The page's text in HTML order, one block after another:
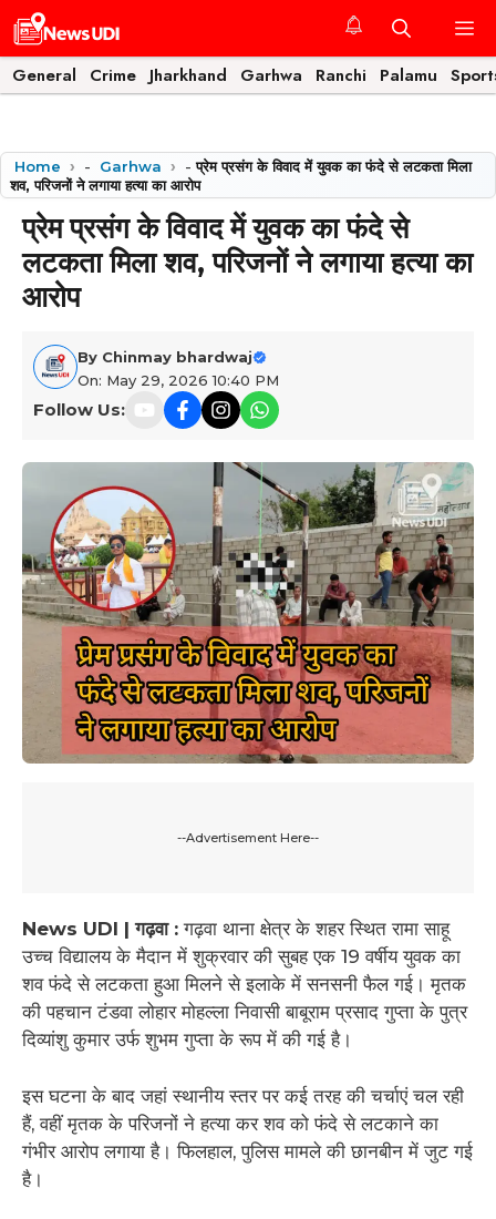
Skip
to
content
General Crime Jharkhand Garhwa Ranchi Palamu
Home - Garhwa -​प्रेम प्रसंग के विवाद में युवक का फंदे से लटकता मिला
शव, परिजनों ने लगाया हत्या का आरोप
​प्रेम प्रसंग के विवाद में युवक का फंदे से
लटकता मिला शव, परिजनों ने लगाया हत्या का
आरोप
By Chinmay bhardwaj
On: May 29, 2026 10:40 PM
Follow Us:
--Advertisement Here--
News UDI | गढ़वा : गढ़वा थाना क्षेत्र के शहर स्थित रामा साहू
उच्च विद्यालय के मैदान में शुक्रवार की सुबह एक 19 वर्षीय युवक का
शव फंदे से लटकता हुआ मिलने से इलाके में सनसनी फैल गई। मृतक
की पहचान टंडवा लोहार मोहल्ला निवासी बाबूराम प्रसाद गुप्ता के पुत्र
दिव्यांशु कुमार उर्फ शुभम गुप्ता के रूप में की गई है।
​इस घटना के बाद जहां स्थानीय स्तर पर कई तरह की चर्चाएं चल रही
हैं, वहीं मृतक के परिजनों ने हत्या कर शव को फंदे से लटकाने का
गंभीर आरोप लगाया है। फिलहाल, पुलिस मामले की छानबीन में जुट गई
है।